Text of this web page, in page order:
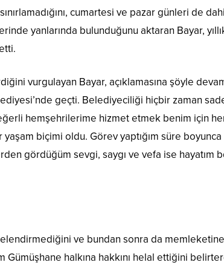
cumartesi ve pazar günleri de
yanlarında bulunduğunu aktaran Bayar,
vurgulayan Bayar, açıklamasına şöyle
geçti. Belediyeciliği hiçbir zaman
hemşehrilerime hizmet etmek benim için
biçimi oldu. Görev yaptığım süre
gördüğüm sevgi, saygı ve vefa ise hayatım
ve bundan sonra da
halkına hakkını helal ettiğini